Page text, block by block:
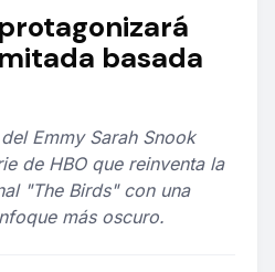
basada
Emmy Sarah Snook
de HBO que reinventa la
"The Birds" con una
más oscuro.